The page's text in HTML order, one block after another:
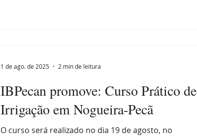
IBPecan promove: Curso Prático de
Irrigação em Nogueira-Pecã
O curso será realizado no dia 19 de agosto, no
1 de ago. de 2025 2 min de leitura